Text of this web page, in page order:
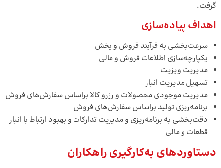
گرفت.
اهداف پیاده‌سازی
سرعت‌بخشی به فرآیند فروش و پخش
یکپارچه‌سازی اطلاعات فروش و مالی
مدیریت ویزیت
تسهیل مدیریت انبار
مدیریت موجودی محصولات و رزرو کالا براساس سفارش‌های فروش
برنامه‌ریزی تولید براساس سفارش‌های فروش
دقت‌بخشی به برنامه‌ریزی و مدیریت تدارکات و بهبود ارتباط با انبار
قطعات و مالی
دستاوردهای به‌کارگیری راهکاران